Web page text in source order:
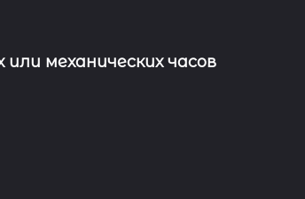
механических часов